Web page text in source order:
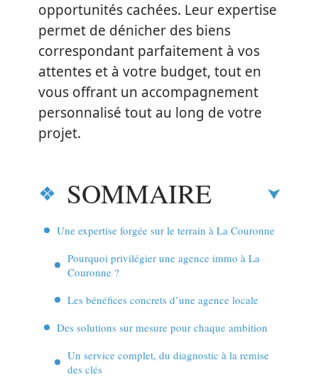
opportunités cachées. Leur expertise
permet de dénicher des biens
correspondant parfaitement à vos
attentes et à votre budget, tout en
vous offrant un accompagnement
personnalisé tout au long de votre
projet.
SOMMAIRE
Une expertise forgée sur le terrain à La Couronne
Pourquoi privilégier une agence immo à La
Couronne ?
Les bénéfices concrets d’une agence locale
Des solutions sur mesure pour chaque ambition
Un service complet, du diagnostic à la remise
des clés